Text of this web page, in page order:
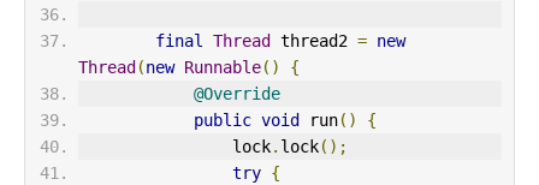
final Thread thread2 = new
Thread (new Runnable()
{
@Override
public void run()
{
                lock
. lock();
try {